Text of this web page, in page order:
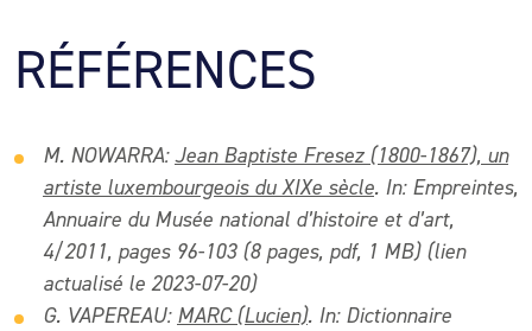
RÉFÉRENCES
M. NOWARRA:Jean Baptiste Fresez (1800-1867), un
artiste luxembourgeois du XIXe sècle. In: Empreintes,
Annuaire du Musée national d’histoire et d’art,
4/2011, pages 96-103 (8 pages, pdf, 1 MB) (lien
actualisé le 2023-07-20)
G. VAPEREAU: MARC (Lucien). In: Dictionnaire